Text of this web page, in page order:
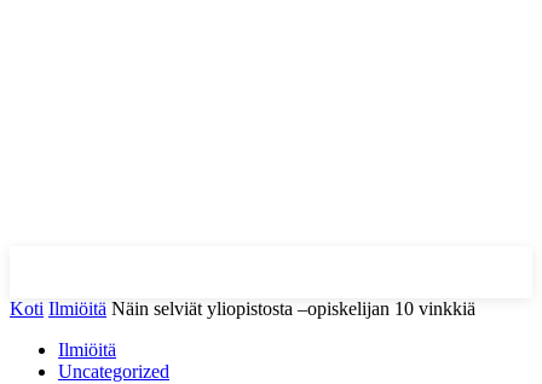
Koti Ilmiöitä Näin selviät yliopistosta –opiskelijan 10 vinkkiä
Ilmiöitä
Uncategorized